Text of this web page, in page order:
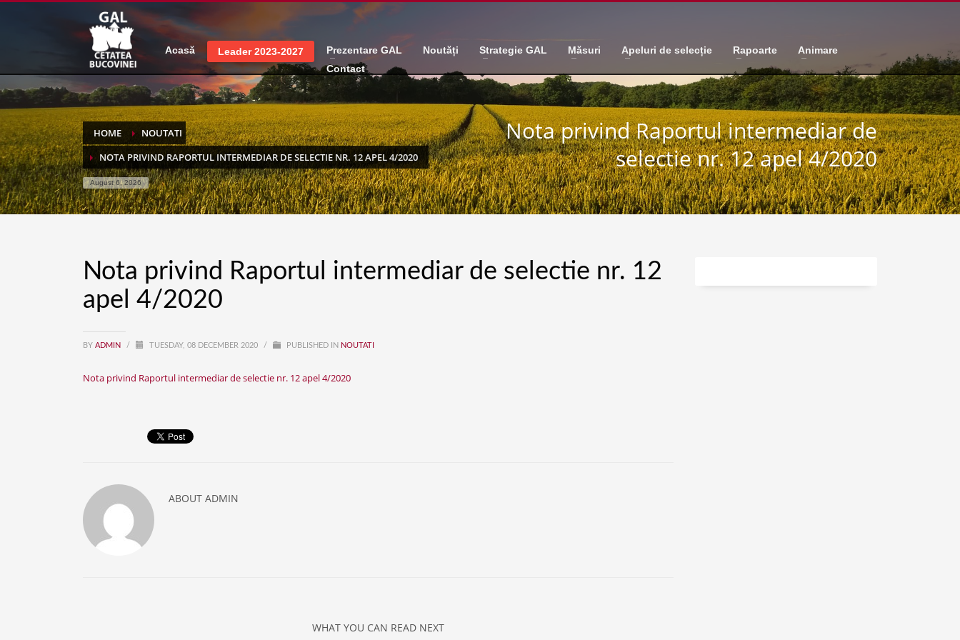
Acasă Leader 2023-2027 Prezentare GAL Noutăți Strategie GAL Măsuri Apeluri de selecție Rapoarte
Animare
Contact
HOME
NOUTATI
NOTA PRIVIND RAPORTUL INTERMEDIAR DE SELECTIE NR. 12 APEL 4/2020
August 6, 2026
Nota privind Raportul intermediar de
selectie nr. 12 apel 4/2020
Nota privind Raportul intermediar de selectie nr. 12
apel 4/2020
BY ADMIN / TUESDAY, 08 DECEMBER 2020 / PUBLISHED IN NOUTATI
Nota privind Raportul intermediar de selectie nr. 12 apel 4/2020
ABOUT ADMIN
WHAT YOU CAN READ NEXT